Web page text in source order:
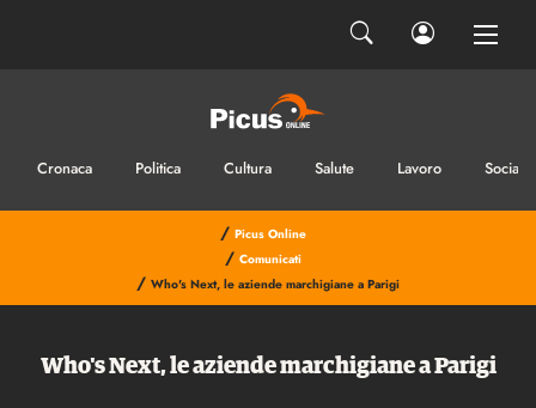
Cronaca Politica Cultura Salute Lavoro Sociale
/ Picus Online
/ Comunicati
/ Who's Next, le aziende marchigiane a Parigi
Who's Next, le aziende marchigiane a Parigi